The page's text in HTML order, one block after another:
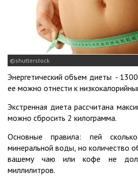
shutterstock
Энергетический объем диеты -
ее можно отнести к
Экстренная диета рассчитана
можно сбросить 2 килограмма.
Основные правила: пей
минеральной воды, но количество
вашему чаю или кофе не
миллилитров.